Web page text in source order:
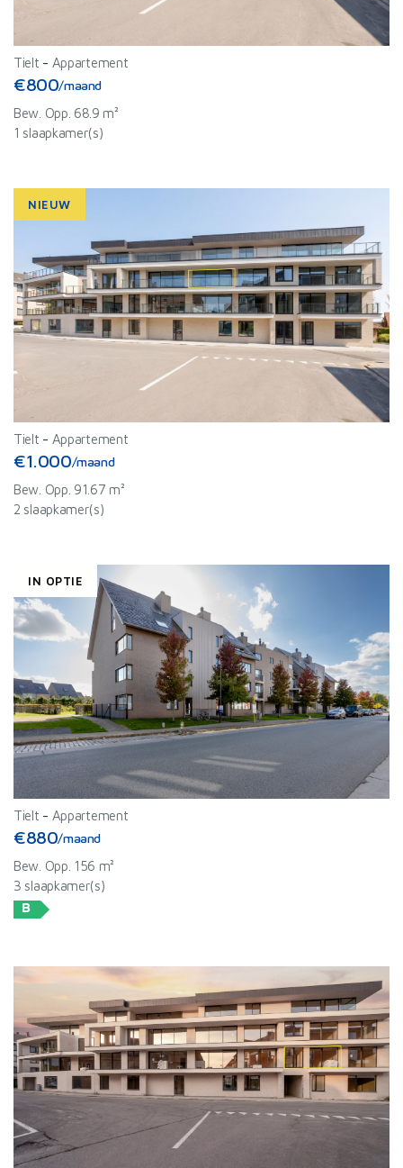
Tielt - Appartement
€800/maand
Bew. Opp. 68.9 m²
1 slaapkamer(s)
NIEUW
Tielt - Appartement
€1.000/maand
Bew. Opp. 91.67 m²
2 slaapkamer(s)
IN OPTIE
Tielt - Appartement
€880/maand
Bew. Opp. 156 m²
3 slaapkamer(s)
B